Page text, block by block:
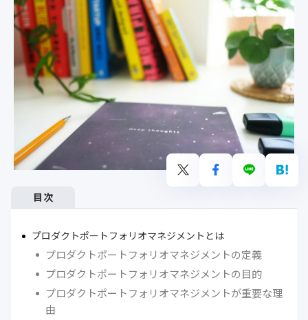
目次
プロダクトポートフォリオマネジメントとは
プロダクトポートフォリオマネジメントの定義
プロダクトポートフォリオマネジメントの目的
プロダクトポートフォリオマネジメントが重要な理
由